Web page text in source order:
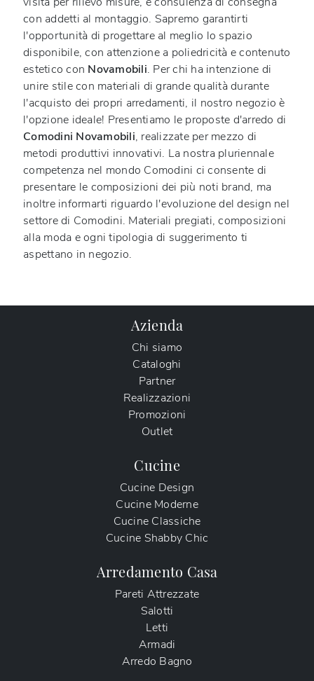
con addetti al montaggio. Sapremo garantirti
l'opportunità di progettare al meglio lo spazio
disponibile, con attenzione a poliedricità e contenuto
estetico con Novamobili. Per chi ha intenzione di
unire stile con materiali di grande qualità durante
l'acquisto dei propri arredamenti, il nostro negozio è
l'opzione ideale! Presentiamo le proposte d'arredo di
Comodini Novamobili, realizzate per mezzo di
metodi produttivi innovativi. La nostra pluriennale
competenza nel mondo Comodini ci consente di
presentare le composizioni dei più noti brand, ma
inoltre informarti riguardo l'evoluzione del design nel
settore di Comodini. Materiali pregiati, composizioni
alla moda e ogni tipologia di suggerimento ti
aspettano in negozio.
Azienda
Chi siamo
Cataloghi
Partner
Realizzazioni
Promozioni
Outlet
Cucine
Cucine Design
Cucine Moderne
Cucine Classiche
Cucine Shabby Chic
Arredamento Casa
Pareti Attrezzate
Salotti
Letti
Armadi
Arredo Bagno